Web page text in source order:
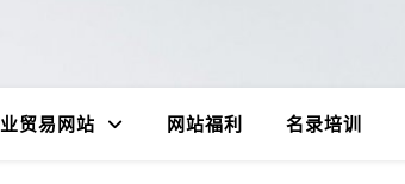
贸易网站 网站福利 名录培训